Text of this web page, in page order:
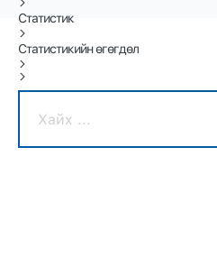
Статистик
Статистикийн өгөгдөл